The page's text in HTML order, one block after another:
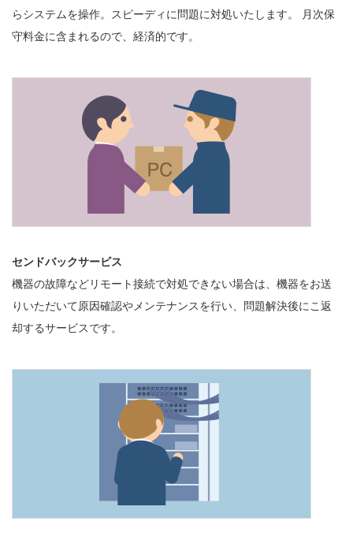
らシステムを操作。スピーディに問題に対処いたします。 月次保
守料金に含まれるので、経済的です。
センドバックサービス
機器の故障などリモート接続で対処できない場合は、機器をお送
りいただいて原因確認やメンテナンスを行い、問題解決後にこ返
却するサービスです。